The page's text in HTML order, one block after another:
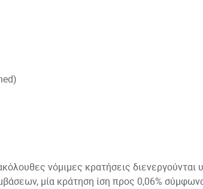
νόμιμες κρατήσεις διενεργούνται
μία κράτηση ίση προς 0,06%